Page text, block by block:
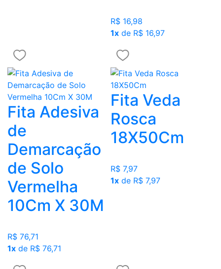
R$ 16,98
1x de R$ 16,97
Fita Adesiva
de
Demarcação
de Solo
Vermelha
10Cm X 30M
R$ 76,71
1x de R$ 76,71
Fita Veda
Rosca
18X50Cm
R$ 7,97
1x de R$ 7,97